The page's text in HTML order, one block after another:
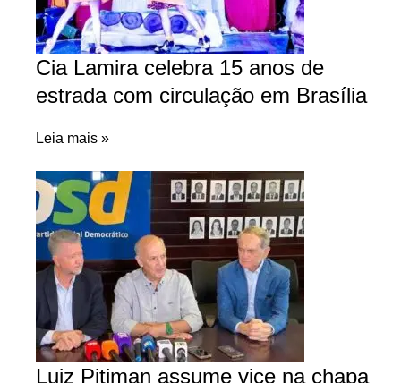
Cia Lamira celebra 15 anos de
estrada com circulação em Brasília
Leia mais »
Luiz Pitiman assume vice na chapa